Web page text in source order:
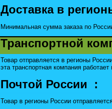
Доставка в
Минимальная сумма заказа по
Транспортной
Товар отправляется в регионы
эта транспортная компания работает
Почтой России :
Товар в регионы России